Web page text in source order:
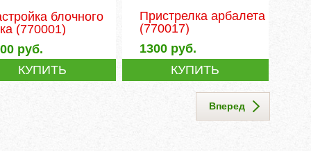
блочного
(770001)
руб.
КУПИТЬ
Пристрелка арбалета
(770017)
1300руб.
КУПИТЬ
Вперед